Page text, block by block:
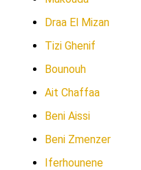
Draa El Mizan
Tizi Ghenif
Bounouh
Ait Chaffaa
Beni Aissi
Beni Zmenzer
Iferhounene